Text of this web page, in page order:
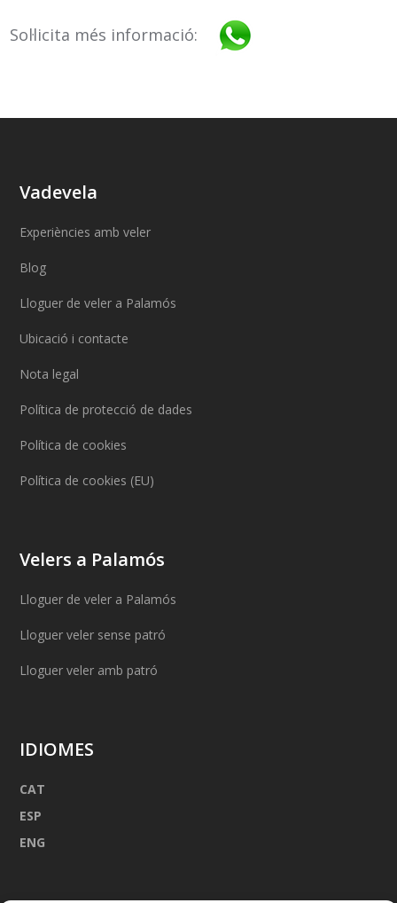
Sol·licita més informació:
Vadevela
Experiències amb veler
Blog
Lloguer de veler a Palamós
Ubicació i contacte
Nota legal
Política de protecció de dades
Política de cookies
Política de cookies (EU)
Velers a Palamós
Lloguer de veler a Palamós
Lloguer veler sense patró
Lloguer veler amb patró
IDIOMES
CAT
ESP
ENG